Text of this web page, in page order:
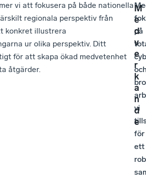
vi att fokusera på både nationella
regionala perspektiv från
konkret illustrera
ur olika perspektiv. Ditt
för att skapa ökad medvetenhet
åtgärder.
på
vi
för
ett
M
e
d
v
e
r
k
a
n
d
e